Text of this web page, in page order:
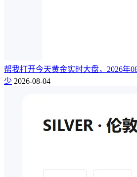
帮我打开今天黄金实时大盘，2026年
少 2026-08-04